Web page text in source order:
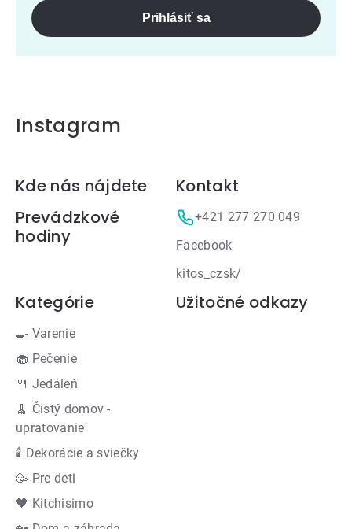
Prihlásiť sa
Instagram
Zápätie
Kde nás nájdete
Prevádzkové
hodiny
Kontakt
+421 277 270 049
Facebook
kitos_czsk/
Kategórie
🍳 Varenie
🧁 Pečenie
🍴 Jedáleň
🧹 Čistý domov -
upratovanie
🕯 Dekorácie a sviečky
🥳 Pre deti
🖤 Kitchisimo
Užitočné odkazy